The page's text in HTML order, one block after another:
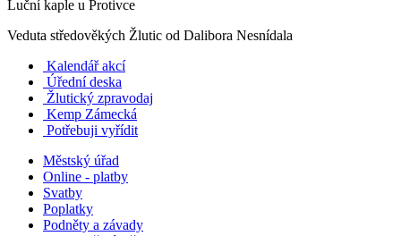
Luční kaple u Protivce
Veduta středověkých Žlutic od Dalibora Nesnídala
Kalendář akcí
Úřední deska
Žlutický zpravodaj
Kemp Zámecká
Potřebuji vyřídit
Městský úřad
Online - platby
Svatby
Poplatky
Podněty a závady